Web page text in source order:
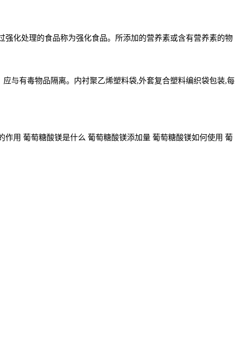
化处理的食品称为强化食品。所添加的营养素或含有营养素的物
与有毒物品隔离。内衬聚乙烯塑料袋,外套复合塑料编织袋包装,每
用 葡萄糖酸镁是什么 葡萄糖酸镁添加量 葡萄糖酸镁如何使用 葡